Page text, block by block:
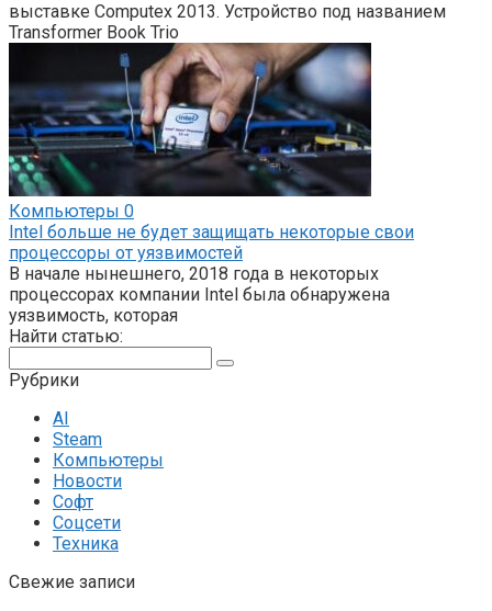
выставке Computex 2013. Устройство под названием
Transformer Book Trio
Компьютеры 0
Intel больше не будет защищать некоторые свои
процессоры от уязвимостей
В начале нынешнего, 2018 года в некоторых
процессорах компании Intel была обнаружена
уязвимость, которая
Найти статью:
Рубрики
AI
Steam
Компьютеры
Новости
Софт
Соцсети
Техника
Свежие записи